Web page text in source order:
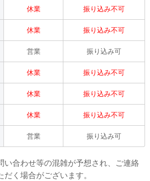
休業 振り込み不可
休業 振り込み不可
営業 振り込み可
休業 振り込み不可
休業 振り込み不可
休業 振り込み不可
営業 振り込み可
い合わせ等の混雑が予想され、ご連絡
だく場合がございます。